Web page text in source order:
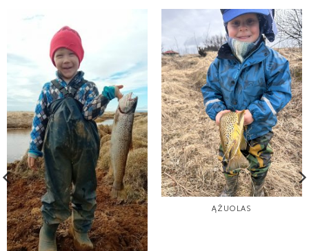
ĄŽUOLAS